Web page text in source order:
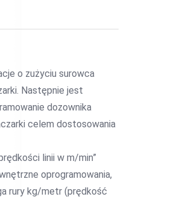
o zużyciu surowca
Następnie jest
dozownika
celem dostosowania
linii w m/min”
oprogramowania,
rury kg/metr (prędkość